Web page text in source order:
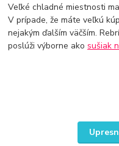
Veľké chladné miestnosti
V prípade, že máte veľkú
nejakým ďalším väčším.
poslúži výborne akosušiak